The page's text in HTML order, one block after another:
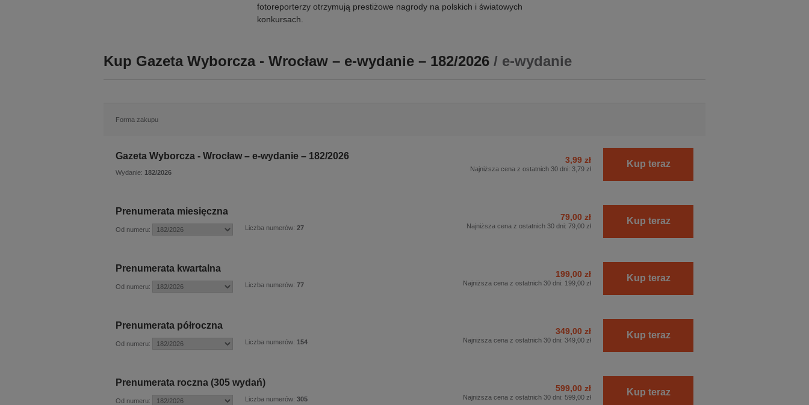
fotoreporterzy otrzymują prestiżowe nagrody na polskich i światowych
konkursach.
Kup Gazeta Wyborcza - Wrocław – e-wydanie – 182/2026 / e-wydanie
Forma zakupu
Gazeta Wyborcza - Wrocław – e-wydanie – 182/2026
Wydanie: 182/2026
3,99 zł
Najniższa cena z ostatnich 30 dni: 3,79 zł Kup teraz
Prenumerata miesięczna
Od numeru: Liczba numerów: 27
79,00 zł
Najniższa cena z ostatnich 30 dni: 79,00 zł Kup teraz
Prenumerata kwartalna
Od numeru: Liczba numerów: 77
199,00 zł
Najniższa cena z ostatnich 30 dni: 199,00 zł Kup teraz
Prenumerata półroczna
Od numeru: Liczba numerów: 154
349,00 zł
Najniższa cena z ostatnich 30 dni: 349,00 zł Kup teraz
Prenumerata roczna (305 wydań)
Od numeru: Liczba numerów: 305
599,00 zł
Najniższa cena z ostatnich 30 dni: 599,00 zł Kup teraz